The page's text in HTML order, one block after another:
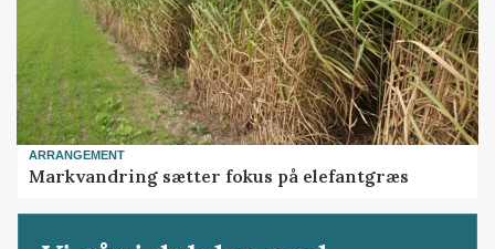
ARRANGEMENT
Markvandring sætter fokus på elefantgræs